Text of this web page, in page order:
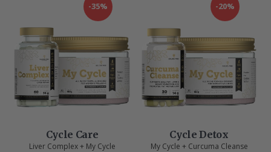
-35%
Cycle Care
Liver Complex + My Cycle
-20%
Cycle Detox
My Cycle + Curcuma Cleanse